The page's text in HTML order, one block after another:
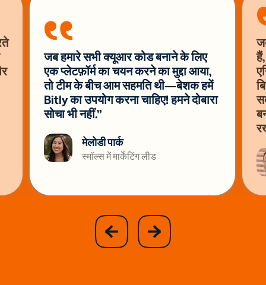
जब हमारे सभी क्यूआर कोड बनाने के लिए
एक प्लेटफ़ॉर्म का चयन करने का मुद्दा आया,
तो टीम के बीच आम सहमति थी—बेशक हमें
Bitly का उपयोग करना चाहिए! हमने दोबारा
सोचा भी नहीं.”
मेलोडी पार्क
स्मॉल्स में मार्केटिंग लीड
previous
slide
next
slide